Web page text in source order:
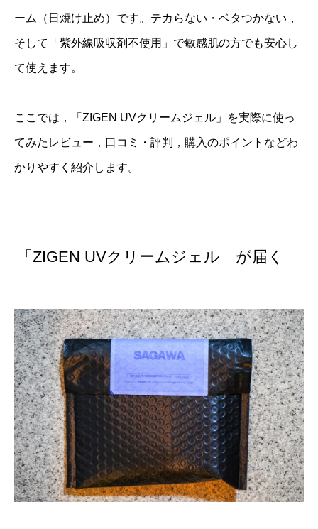
ーム（日焼け止め）です。テカらない・ベタつかない，
そして「紫外線吸収剤不使用」で敏感肌の方でも安心し
て使えます。
ここでは，「ZIGEN UVクリームジェル」を実際に使っ
てみたレビュー，口コミ・評判，購入のポイントなどわ
かりやすく紹介します。
「ZIGEN UVクリームジェル」が届く